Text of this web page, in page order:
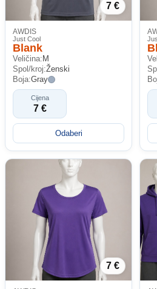
7 €
AWDIS
Just Cool
Blank
Veličina: M
Spol/kroj:Ženski
Boja:Gray
Cijena
7 €
Odaberi
7 €